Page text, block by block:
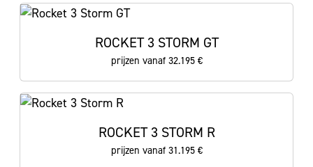
ROCKET 3 STORM GT
prijzen vanaf 32.195 €
ROCKET 3 STORM R
prijzen vanaf 31.195 €